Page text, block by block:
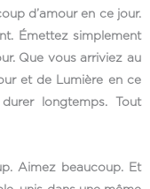
d’amour en ce jour.
Émettez simplement
Que vous arriviez au
et de Lumière en ce
longtemps. Tout
Aimez beaucoup. Et